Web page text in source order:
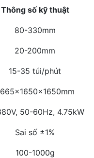
Thông số kỹ thuật
80-330mm
20-200mm
15-35 túi/phút
50-60Hz, 4.75kW
Sai số ±1%
100-1000g